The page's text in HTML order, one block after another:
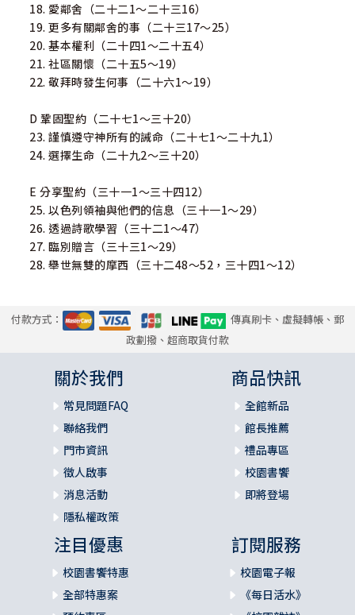
18. 愛鄰舍（二十二1～二十三16）
19. 更多有關鄰舍的事（二十三17～25）
20. 基本權利（二十四1～二十五4）
21. 社區關懷（二十五5～19）
22. 敬拜時發生何事（二十六1～19）
D 鞏固聖約（二十七1～三十20）
23. 謹慎遵守神所有的誡命（二十七1～二十九1）
24. 選擇生命（二十九2～三十20）
E 分享聖約（三十一1～三十四12）
25. 以色列領袖與他們的信息（三十一1～29）
26. 透過詩歌學習（三十二1～47）
27. 臨別贈言（三十三1～29）
28. 舉世無雙的摩西（三十二48～52，三十四1～12）
付款方式：
傳真刷卡、虛擬轉帳、郵
政劃撥、超商取貨付款
關於我們
常見問題FAQ
聯絡我們
門市資訊
徵人啟事
消息活動
隱私權政策
商品快訊
全館新品
館長推薦
禮品專區
校園書饗
即將登場
注目優惠
校園書饗特惠
全部特惠案
訂閱服務
校園電子報
《每日活水》